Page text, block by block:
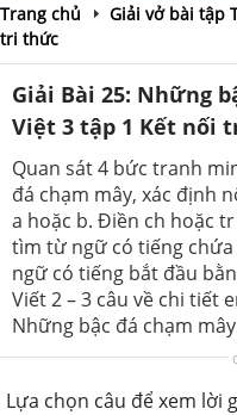
Trang chủ
Giải vở bài tập
tri thức
Giải Bài 25: Những
Việt 3 tập 1 Kết nối
Quan sát 4 bức tranh
đá chạm mây, xác định
a hoặc b. Điền ch hoặc
tìm từ ngữ có tiếng
ngữ có tiếng bắt đầu
Viết 2 – 3 câu về chi tiết
Những bậc đá chạm
Lựa chọn câu để xem lời